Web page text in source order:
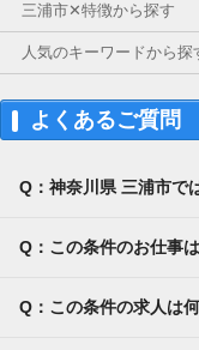
三浦市✕特徴から探す
人気のキーワードから探
よくあるご質問
Q：神奈川県 三浦市で
Q：この条件のお仕事
Q：この条件の求人は